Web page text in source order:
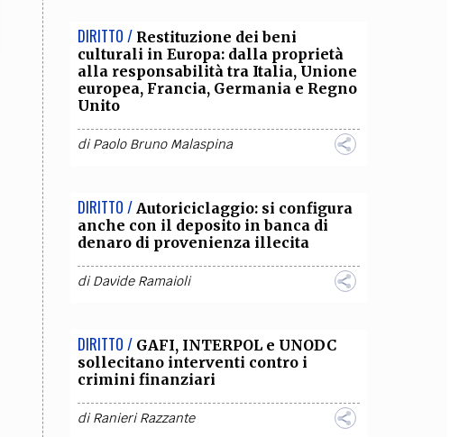
DIRITTO / Restituzione dei beni
culturali in Europa: dalla proprietà
alla responsabilità tra Italia, Unione
europea, Francia, Germania e Regno
Unito
diPaolo Bruno Malaspina
DIRITTO / Autoriciclaggio: si configura
anche con il deposito in banca di
denaro di provenienza illecita
diDavide Ramaioli
DIRITTO / GAFI, INTERPOL e UNODC
sollecitano interventi contro i
crimini finanziari
diRanieri Razzante